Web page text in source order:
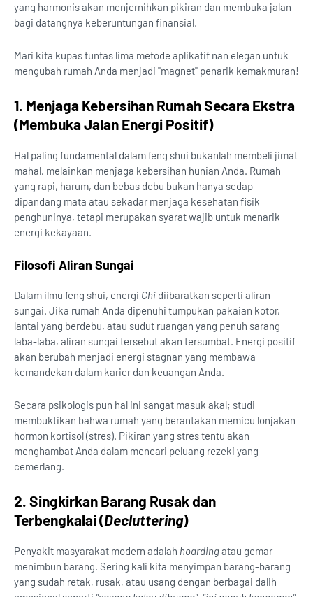
yang harmonis akan menjernihkan pikiran dan membuka jalan
bagi datangnya keberuntungan finansial.
Mari kita kupas tuntas lima metode aplikatif nan elegan untuk
mengubah rumah Anda menjadi "magnet" penarik kemakmuran!
1. Menjaga Kebersihan Rumah Secara Ekstra
(Membuka Jalan Energi Positif)
Hal paling fundamental dalam feng shui bukanlah membeli jimat
mahal, melainkan menjaga kebersihan hunian Anda. Rumah
yang rapi, harum, dan bebas debu bukan hanya sedap
dipandang mata atau sekadar menjaga kesehatan fisik
penghuninya, tetapi merupakan syarat wajib untuk menarik
energi kekayaan.
Filosofi Aliran Sungai
Dalam ilmu feng shui, energi Chi diibaratkan seperti aliran
sungai. Jika rumah Anda dipenuhi tumpukan pakaian kotor,
lantai yang berdebu, atau sudut ruangan yang penuh sarang
laba-laba, aliran sungai tersebut akan tersumbat. Energi positif
akan berubah menjadi energi stagnan yang membawa
kemandekan dalam karier dan keuangan Anda.
Secara psikologis pun hal ini sangat masuk akal; studi
membuktikan bahwa rumah yang berantakan memicu lonjakan
hormon kortisol (stres). Pikiran yang stres tentu akan
menghambat Anda dalam mencari peluang rezeki yang
cemerlang.
2. Singkirkan Barang Rusak dan
Terbengkalai (Decluttering)
Penyakit masyarakat modern adalah hoardingatau gemar
menimbun barang. Sering kali kita menyimpan barang-barang
yang sudah retak, rusak, atau usang dengan berbagai dalih